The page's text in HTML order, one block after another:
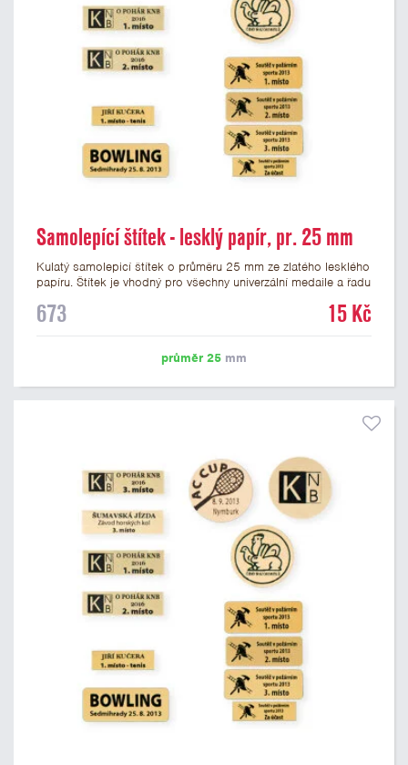
Samolepící štítek - lesklý papír, pr. 25 mm
Kulatý samolepicí štítek o průměru 25 mm ze zlatého lesklého
papíru. Štítek je vhodný pro všechny univerzální medaile a řadu
mm. Na štítek je možné vytisknout logo nebo text dle vašeho
673 15 Kč
průměr 25 mm